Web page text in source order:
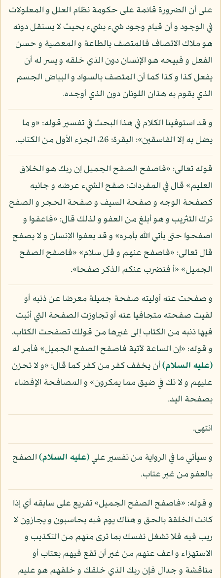
على أن الضرورة قائمة على حكومة نظام العلل و المعلولات
في الوجود و أن قيام وجود شيء بشيء بحيث لا يستقل دونه
هو ملاك الاتصاف فالمتصف بالطاعة و المعصية و حسن
الفعل و قبيحه هو الإنسان دون الذي خلقه و يسر له أن
يفعل كذا و كذا كما أن المتصف بالسواد و البياض الجسم
الذي يقوم به هذان اللونان دون الذي أوجده.
و قد استوفينا الكلام في هذا البحث في تفسير قوله: «و ما
يضل به إلا الفاسقين»: البقرة: 26، الجزء الأول من الكتاب.
قوله تعالى: «فاصفح الصفح الجميل إن ربك هو الخلاق
العليم» قال في المفردات: صفح الشيء عرضه و جانبه
كصفحة الوجه و صفحة السيف و صفحة الحجر و الصفح
ترك التثريب و هو أبلغ من العفو و لذلك قال: «فاعفوا و
اصفحوا حتى يأتي الله بأمره» و قد يعفوا الإنسان و لا يصفح
قال تعالى: «فاصفح عنهم و قل سلام» «فاصفح الصفح
الجميل» «أ فنضرب عنكم الذكر صفحا».
و صفحت عنه أوليته صفحة جميلة معرضا عن ذنبه أو
لقيت صفحته متجافيا عنه أو تجاوزت الصفحة التي أثبت
فيها ذنبه من الكتاب إلى غيرها من قولك تصفحت الكتاب،
و قوله: «إن الساعة لآتية فاصفح الصفح الجميل» فأمر له
(عليه السلام)أن يخفف كفر من كفر كما قال: «و لا تحزن
عليهم و لا تك في ضيق مما يمكرون» و المصافحة الإفضاء
بصفحة اليد.
انتهى.
و سيأتي ما في الرواية من تفسير علي(عليه السلام)الصفح
بالعفو من غير عتاب.
و قوله: «فاصفح الصفح الجميل» تفريع على سابقه أي إذا
كانت الخلقة بالحق و هناك يوم فيه يحاسبون و يجازون لا
ريب فيه فلا تشغل نفسك بما ترى منهم من التكذيب و
الاستهزاء و اعف عنهم من غير أن تقع فيهم بعتاب أو
مناقشة و جدال فإن ربك الذي خلقك و خلقهم هو عليم